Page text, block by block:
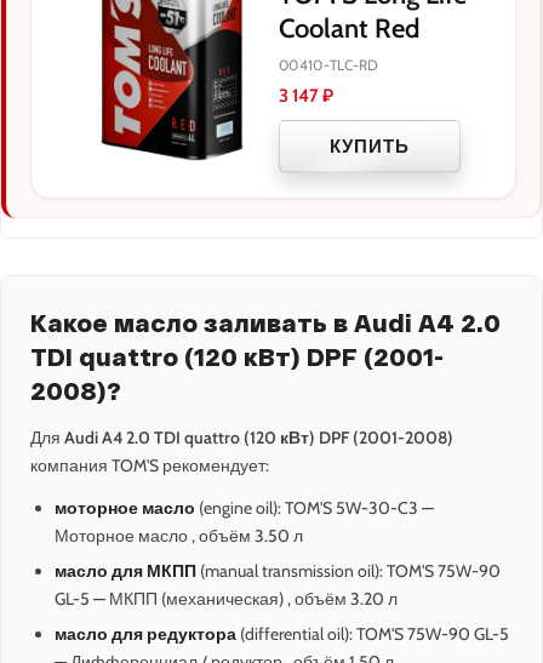
Coolant Red
00410-TLC-RD
3 147₽
КУПИТЬ
Какое масло заливать в Audi A4 2.0
TDI quattro (120 кВт) DPF (2001-
2008)?
Для Audi A4 2.0 TDI quattro (120 кВт) DPF (2001-2008)
компания TOM'S рекомендует:
моторное масло (engine oil): TOM'S 5W-30-C3 —
Моторное масло , объём 3.50 л
масло для МКПП (manual transmission oil): TOM'S 75W-90
GL-5 — МКПП (механическая) , объём 3.20 л
масло для редуктора (differential oil): TOM'S 75W-90 GL-5